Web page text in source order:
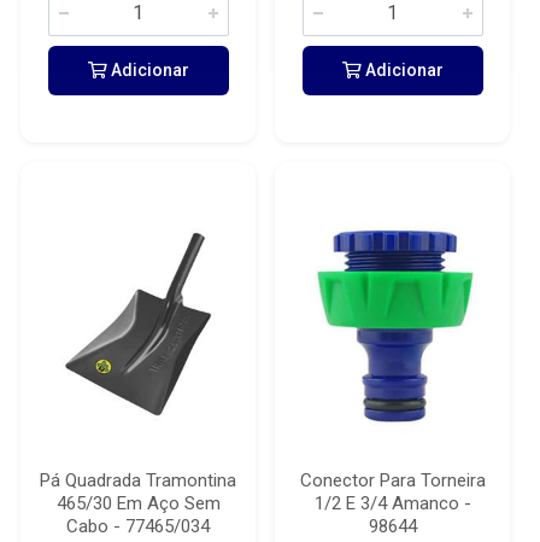
Adicionar Adicionar
Pá Quadrada Tramontina
465/30 Em Aço Sem
Cabo - 77465/034
Conector Para Torneira
1/2 E 3/4 Amanco -
98644